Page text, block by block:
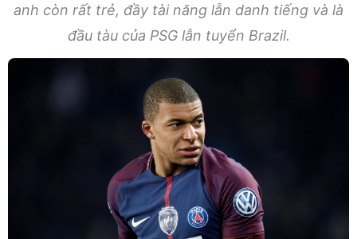
anh còn rất trẻ, đầy tài năng lẫn danh tiếng và là
đầu tàu của PSG lẫn tuyển Brazil.